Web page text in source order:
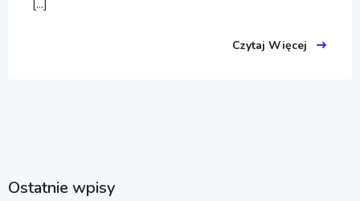
[...]
Czytaj Więcej
Ostatnie wpisy